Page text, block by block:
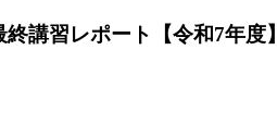
講習レポート【令和7年度】